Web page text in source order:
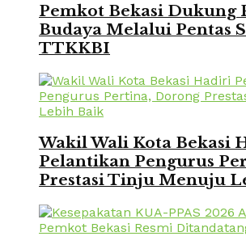
Pemkot Bekasi Dukung
Budaya Melalui Pentas
TTKKBI
Wakil Wali Kota Bekasi
Pelantikan Pengurus
Prestasi Tinju Menuju